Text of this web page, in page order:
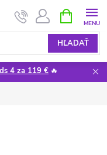
HĽADAŤ
KOŠÍK
4 za 119 € 🔥